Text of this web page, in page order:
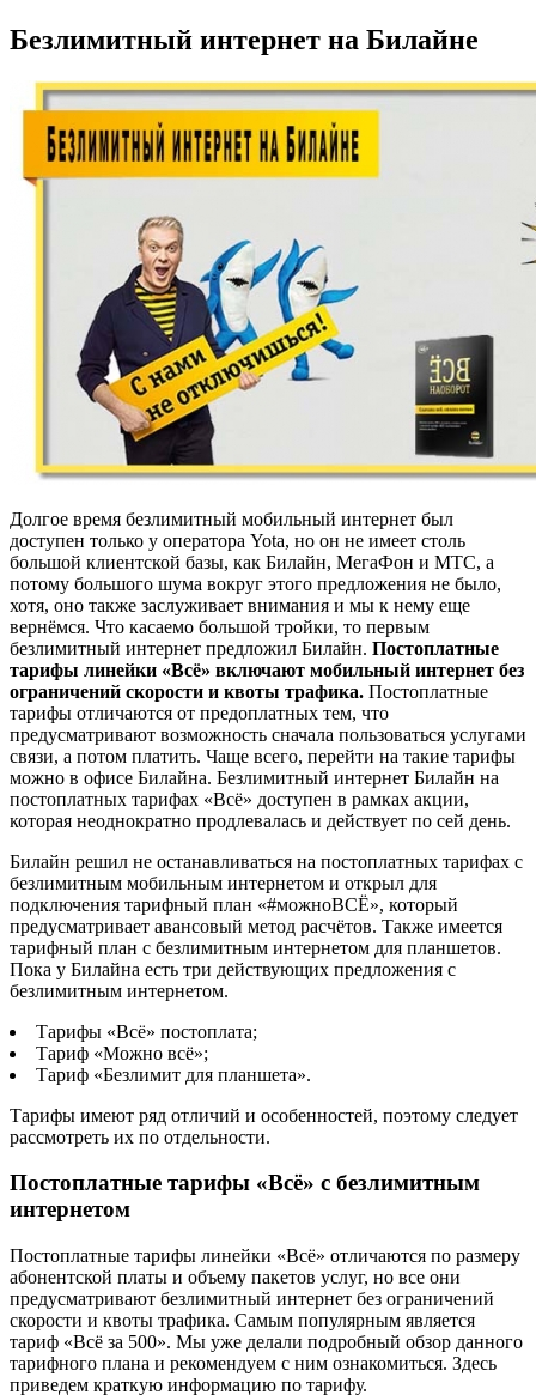
Безлимитный интернет на Билайне
Долгое время безлимитный мобильный интернет был
доступен только у оператора Yota, но он не имеет столь
большой клиентской базы, как Билайн, МегаФон и МТС, а
потому большого шума вокруг этого предложения не было,
хотя, оно также заслуживает внимания и мы к нему еще
вернёмся. Что касаемо большой тройки, то первым
безлимитный интернет предложил Билайн. Постоплатные
тарифы линейки «Всё» включают мобильный интернет без
ограничений скорости и квоты трафика. Постоплатные
тарифы отличаются от предоплатных тем, что
предусматривают возможность сначала пользоваться услугами
связи, а потом платить. Чаще всего, перейти на такие тарифы
можно в офисе Билайна. Безлимитный интернет Билайн на
постоплатных тарифах «Всё» доступен в рамках акции,
которая неоднократно продлевалась и действует по сей день.
Билайн решил не останавливаться на постоплатных тарифах с
безлимитным мобильным интернетом и открыл для
подключения тарифный план «#можноВСЁ», который
предусматривает авансовый метод расчётов. Также имеется
тарифный план с безлимитным интернетом для планшетов.
Пока у Билайна есть три действующих предложения с
безлимитным интернетом.
Тарифы «Всё» постоплата;
Тариф «Можно всё»;
Тариф «Безлимит для планшета».
Тарифы имеют ряд отличий и особенностей, поэтому следует
рассмотреть их по отдельности.
Постоплатные тарифы «Всё» с безлимитным
интернетом
Постоплатные тарифы линейки «Всё» отличаются по размеру
абонентской платы и объему пакетов услуг, но все они
предусматривают безлимитный интернет без ограничений
скорости и квоты трафика. Самым популярным является
тариф «Всё за 500». Мы уже делали подробный обзор данного
тарифного плана и рекомендуем с ним ознакомиться. Здесь
приведем краткую информацию по тарифу.